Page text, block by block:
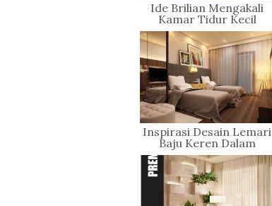
Ide Brilian Mengakali
Kamar Tidur Kecil
Inspirasi Desain Lemari
Baju Keren Dalam
Kamar Tidur Anda